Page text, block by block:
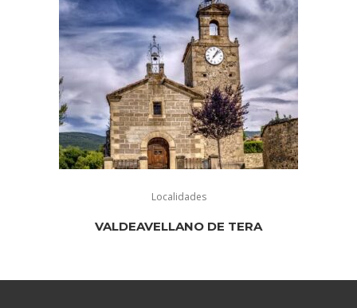
Localidades
VALDEAVELLANO DE TERA